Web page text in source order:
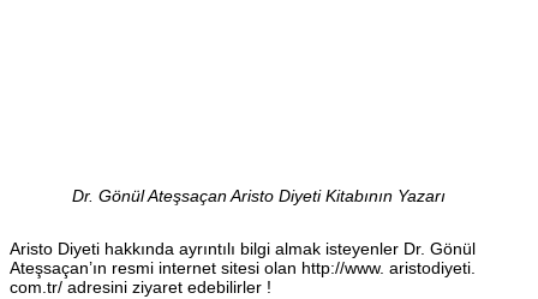
Dr. Gönül Ateşsaçan Aristo Diyeti Kitabının Yazarı
Aristo Diyeti hakkında ayrıntılı bilgi almak isteyenler Dr. Gönül
Ateşsaçan’ın resmi internet sitesi olan http://www. aristodiyeti.
com.tr/ adresini ziyaret edebilirler !